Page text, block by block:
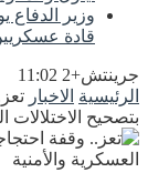
وزير
قادة
جرينتش+2 11:02
الرئيسية الاخبار
بتصحيح الاختلالات